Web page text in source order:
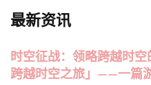
最新资讯
时空征战：领略跨越时
跨越时空之旅」——一篇